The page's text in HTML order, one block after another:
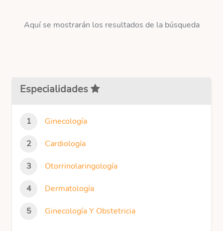
Aquí se mostrarán los resultados de la búsqueda
Especialidades
Ginecología
Cardiología
Otorrinolaringología
Dermatología
Ginecología Y Obstetricia